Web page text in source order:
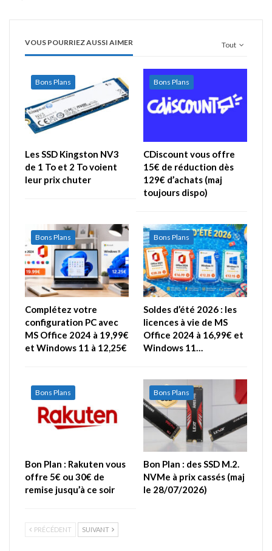
Tout
VOUS POURRIEZ AUSSI AIMER
Bons Plans
Les SSD Kingston NV3
de 1 To et 2 To voient
leur prix chuter
Bons Plans
CDiscount vous offre
15€ de réduction dès
129€ d’achats (maj
toujours dispo)
Bons Plans
Complétez votre
configuration PC avec
MS Office 2024 à 19,99€
et Windows 11 à 12,25€
Bons Plans
Soldes d’été 2026 : les
licences à vie de MS
Office 2024 à 16,99€ et
Windows 11…
Bons Plans
Bon Plan : Rakuten vous
offre 5€ ou 30€ de
remise jusqu’à ce soir
Bons Plans
Bon Plan : des SSD M.2.
NVMe à prix cassés (maj
le 28/07/2026)
PRÉCÉDENT SUIVANT